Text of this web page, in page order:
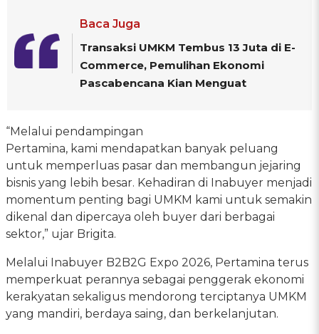
Baca Juga
Transaksi UMKM Tembus 13 Juta di E-
Commerce, Pemulihan Ekonomi
Pascabencana Kian Menguat
“Melalui pendampingan
Pertamina, kami mendapatkan banyak peluang
untuk memperluas pasar dan membangun jejaring
bisnis yang lebih besar. Kehadiran di Inabuyer menjadi
momentum penting bagi UMKM kami untuk semakin
dikenal dan dipercaya oleh buyer dari berbagai
sektor,” ujar Brigita.
Melalui Inabuyer B2B2G Expo 2026, Pertamina terus
memperkuat perannya sebagai penggerak ekonomi
kerakyatan sekaligus mendorong terciptanya UMKM
yang mandiri, berdaya saing, dan berkelanjutan.